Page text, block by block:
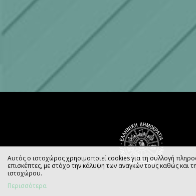
Αυτός ο ιστοχώρος χρησιμοποιεί cookies για τη συλλογή
επισκέπτες, με στόχο την κάλυψη των αναγκών τους καθώς και
ιστοχώρου.
Περισσότερα